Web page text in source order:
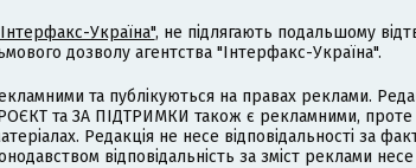
Україна", не підлягають подальшому
дозволу агентства "Інтерфакс-Україна".
та публікуються на правах реклами.
та ЗА ПІДТРИМКИ також є рекламними, проте
Редакція не несе відповідальності за
відповідальність за зміст реклами